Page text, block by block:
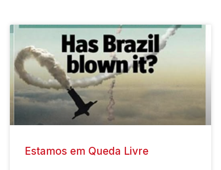
Estamos em Queda Livre